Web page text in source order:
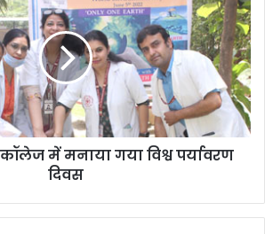
में मनाया गया विश्व पर्यावरण
दिवस